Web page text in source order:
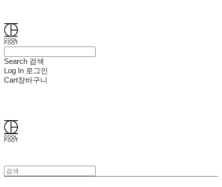
Search 검색
Log In 로그인
Cart장바구니